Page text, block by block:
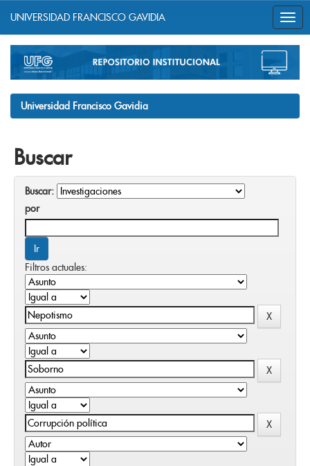
navigation
UNIVERSIDAD FRANCISCO GAVIDIA
Universidad Francisco Gavidia
Buscar
Buscar:
por
Filtros actuales: